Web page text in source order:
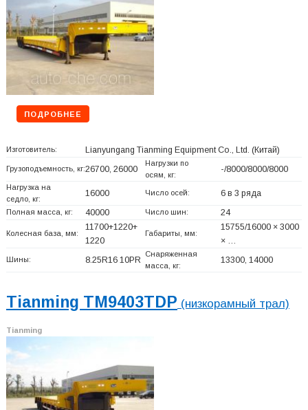
ПОДРОБНЕЕ
Изготовитель: Lianyungang Tianming Equipment Co., Ltd. (Китай)
Грузоподъемность, кг:26700, 26000
Нагрузки по
осям, кг:
-/8000/8000/8000
Нагрузка на
седло, кг:
16000 Число осей: 6 в 3 ряда
Полная масса, кг: 40000 Число шин: 24
Колесная база, мм:
11700+1220+
1220
Габариты, мм:
15755/16000 × 3000
× …
Шины: 8.25R16 10PR
Снаряженная
масса, кг:
13300, 14000
Tianming TM9403TDP (низкорамный трал)
Tianming